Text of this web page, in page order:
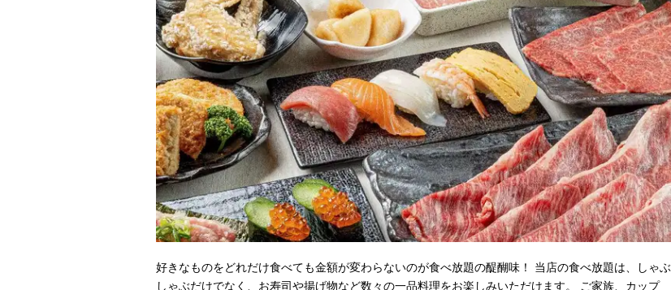
好きなものをどれだけ食べても金額が変わらないのが食べ放題の醍醐味！ 当店の食べ放題は、しゃぶ
しゃぶだけでなく、お寿司や揚げ物など数々の一品料理をお楽しみいただけます。 ご家族、カップ